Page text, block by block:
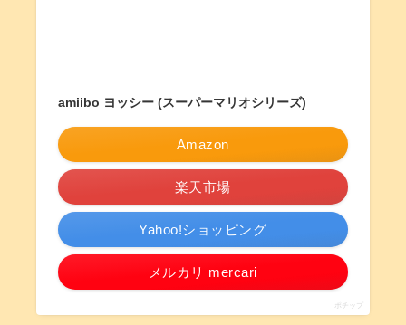
amiibo ヨッシー (スーパーマリオシリーズ)
Amazon
楽天市場
Yahoo!ショッピング
メルカリ mercari
ポチップ